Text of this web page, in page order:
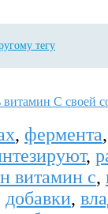
тегу
С своей
, фермента
,
витамин c,
добавки,